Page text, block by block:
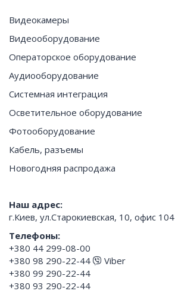
Видеокамеры
Видеооборудование
Операторское оборудование
Аудиооборудование
Системная интеграция
Осветительное оборудование
Фотооборудование
Кабель, разъемы
Новогодняя распродажа
Наш адрес:
г.Киев, ул.Старокиевская, 10, офис 104
Телефоны:
+380 44 299-08-00
+380 98 290-22-44
Viber
+380 99 290-22-44
+380 93 290-22-44